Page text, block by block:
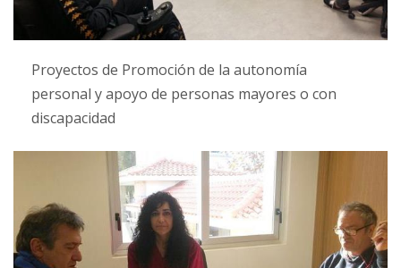
Proyectos de Promoción de la autonomía
personal y apoyo de personas mayores o con
discapacidad